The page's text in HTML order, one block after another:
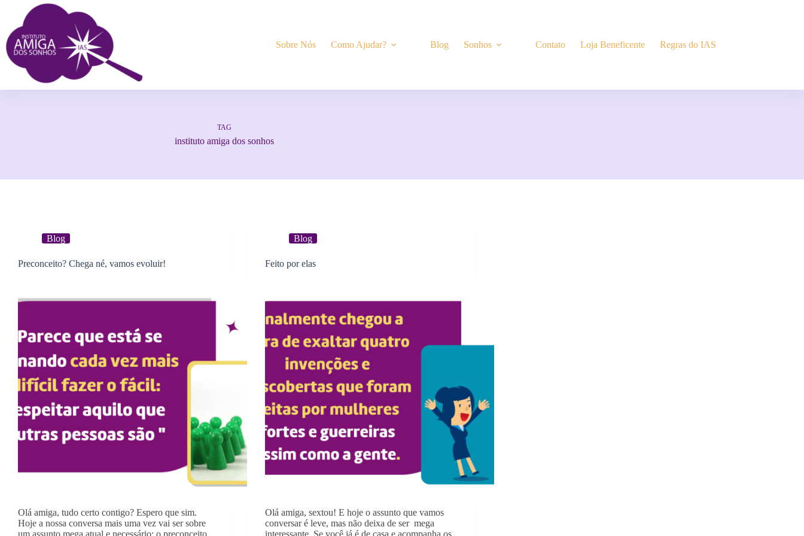
Sobre Nós Como Ajudar? Blog Sonhos Contato Loja Beneficente Regras do IAS
TAG
instituto amiga dos sonhos
Blog
Preconceito? Chega né, vamos evoluir!
Olá amiga, tudo certo contigo? Espero que sim.
Hoje a nossa conversa mais uma vez vai ser sobre
um assunto mega atual e necessário: o preconceito.
Blog
Feito por elas
Olá amiga, sextou! E hoje o assunto que vamos
conversar é leve, mas não deixa de ser mega
interessante. Se você já é de casa e acompanha os